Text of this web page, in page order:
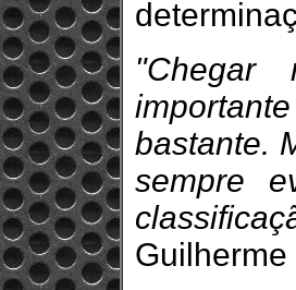
"Chegar
bastante.
sempre
Guilherme